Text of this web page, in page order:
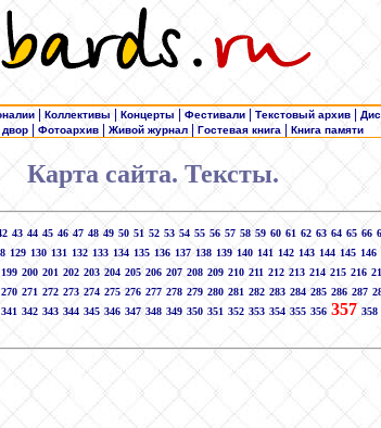
| Коллективы Концерты Фестивали| Текстовый архив
| Фотоархив Живой журнал |Гостевая книга| Книга памяти
Карта сайта. Тексты.
43 44 45 46 47 48 49 50 51 52 53 54 55 56 57 58 59 60 61 62 63 64 65 66
129 130 131 132 133 134 135 136 137 138 139 140 141 142 143 144 145 146
199 200 201 202 203 204 205 206 207 208 209 210 211 212 213 214 215 216
270 271 272 273 274 275 276 277 278 279 280 281 282 283 284 285 286 287
341 342 343 344 345 346 347 348 349 350 351 352 353 354 355 356 357 358